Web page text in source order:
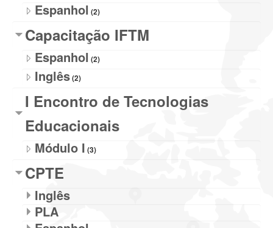
Espanhol (2)
Capacitação IFTM
Espanhol (2)
Inglês(2)
I Encontro de Tecnologias
Educacionais
Módulo I (3)
CPTE
Inglês
PLA